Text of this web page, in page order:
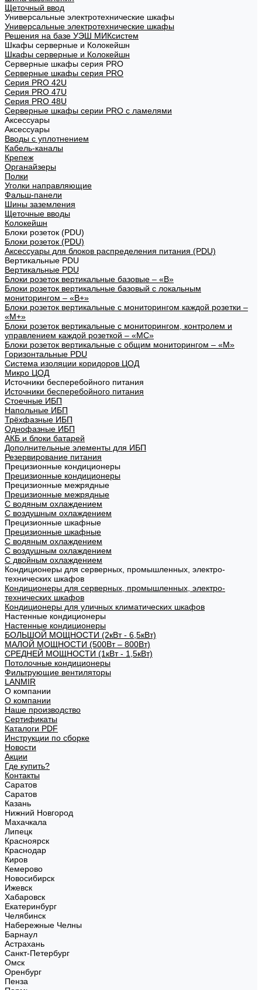
Щеточный ввод
Универсальные электротехнические шкафы
Универсальные электротехнические шкафы
Решения на базе УЭШ МИКсистем
Шкафы серверные и Колокейшн
Шкафы серверные и Колокейшн
Серверные шкафы серия PRO
Серверные шкафы серия PRO
Серия PRO 42U
Серия PRO 47U
Серия PRO 48U
Серверные шкафы серии PRO с ламелями
Аксессуары
Аксессуары
Вводы с уплотнением
Кабель-каналы
Крепеж
Органайзеры
Полки
Уголки направляющие
Фальш-панели
Шины заземления
Щеточные вводы
Колокейшн
Блоки розеток (PDU)
Блоки розеток (PDU)
Аксессуары для блоков распределения питания (PDU)
Вертикальные PDU
Вертикальные PDU
Блоки розеток вертикальные базовые – «В»
Блоки розеток вертикальные базовый с локальным
мониторингом – «В+»
Блоки розеток вертикальные с мониторингом каждой розетки –
«М+»
Блоки розеток вертикальные с мониторингом, контролем и
управлением каждой розеткой – «МС»
Блоки розеток вертикальные с общим мониторингом – «М»
Горизонтальные PDU
Система изоляции коридоров ЦОД
Микро ЦОД
Источники бесперебойного питания
Источники бесперебойного питания
Стоечные ИБП
Напольные ИБП
Трёхфазные ИБП
Однофазные ИБП
АКБ и блоки батарей
Дополнительные элементы для ИБП
Резервирование питания
Прецизионные кондиционеры
Прецизионные кондиционеры
Прецизионные межрядные
Прецизионные межрядные
С водяным охлаждением
С воздушным охлаждением
Прецизионные шкафные
Прецизионные шкафные
С водяным охлаждением
С воздушным охлаждением
С двойным охлаждением
Кондиционеры для серверных, промышленных, электро-
технических шкафов
Кондиционеры для серверных, промышленных, электро-
технических шкафов
Кондиционеры для уличных климатических шкафов
Настенные кондиционеры
Настенные кондиционеры
БОЛЬШОЙ МОЩНОСТИ (2кВт - 6,5кВт)
МАЛОЙ МОЩНОСТИ (500Вт – 800Вт)
СРЕДНЕЙ МОЩНОСТИ (1кВт - 1,5кВт)
Потолочные кондиционеры
Фильтрующие вентиляторы
LANMIR
О компании
О компании
Наше производство
Сертификаты
Каталоги PDF
Инструкции по сборке
Новости
Акции
Где купить?
Контакты
Саратов
Саратов
Казань
Нижний Новгород
Махачкала
Липецк
Красноярск
Краснодар
Киров
Кемерово
Новосибирск
Ижевск
Хабаровск
Екатеринбург
Челябинск
Набережные Челны
Барнаул
Астрахань
Санкт-Петербург
Омск
Оренбург
Пенза